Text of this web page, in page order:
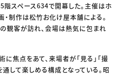
階スペース634で開幕した。主催はホ
制作は松竹お化け屋本舗による。
観客が訪れ、会場は熱気に包まれ
焦点をあて、来場者が「見る」「撮
通して楽しめる構成となっている。昭